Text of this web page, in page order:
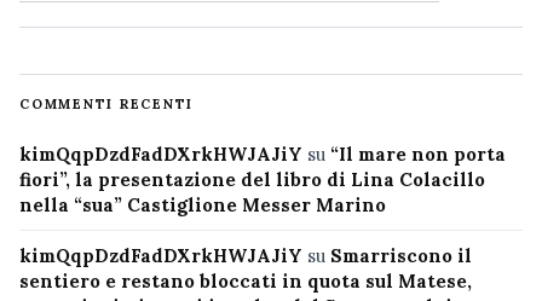
COMMENTI RECENTI
kimQqpDzdFadDXrkHWJAJiY su “Il mare non porta
fiori”, la presentazione del libro di Lina Colacillo
nella “sua” Castiglione Messer Marino
kimQqpDzdFadDXrkHWJAJiY su Smarriscono il
sentiero e restano bloccati in quota sul Matese,